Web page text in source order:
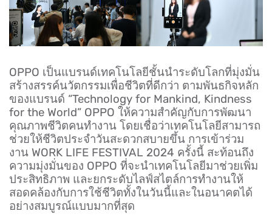
OPPO เป็นแบรนด์เทคโนโลยีชั้นนำระดับโลกที่มุ่งมั่น
สร้างสรรค์นวัตกรรมเพื่อชีวิตที่ดีกว่า ตามพันธกิจหลัก
ของแบรนด์ “Technology for Mankind, Kindness
for the World” OPPO ให้ความสำคัญกับการพัฒนา
คุณภาพชีวิตคนทำงาน โดยเชื่อว่าเทคโนโลยีสามารถ
ช่วยให้ชีวิตประจำวันสะดวกสบายขึ้น การเข้าร่วม
งาน WORK LIFE FESTIVAL 2024 ครั้งนี้ สะท้อนถึง
ความมุ่งมั่นของ OPPO ที่จะนำเทคโนโลยีมาช่วยเพิ่ม
ประสิทธิภาพ และยกระดับไลฟ์สไตล์การทำงานให้
สอดคล้องกับการใช้ชีวิตทั้งในวันนี้และในอนาคตได้
อย่างสมบูรณ์แบบมากที่สุด